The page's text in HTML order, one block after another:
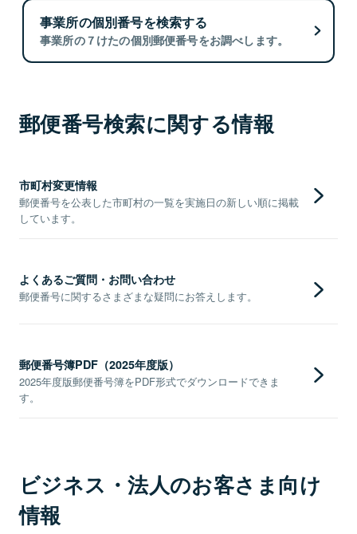
事業所の個別番号を検索する
事業所の７けたの個別郵便番号をお調べします。
郵便番号検索に関する情報
市町村変更情報
郵便番号を公表した市町村の一覧を実施日の新しい順に掲載
しています。
よくあるご質問・お問い合わせ
郵便番号に関するさまざまな疑問にお答えします。
郵便番号簿PDF（2025年度版）
2025年度版郵便番号簿をPDF形式でダウンロードできま
す。
ビジネス・法人のお客さま向け
情報